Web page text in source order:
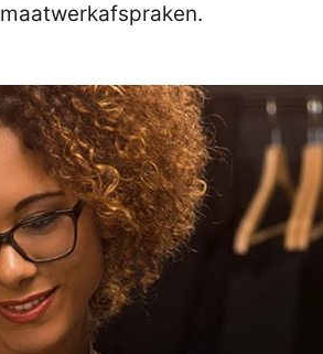
maatwerkafspraken.